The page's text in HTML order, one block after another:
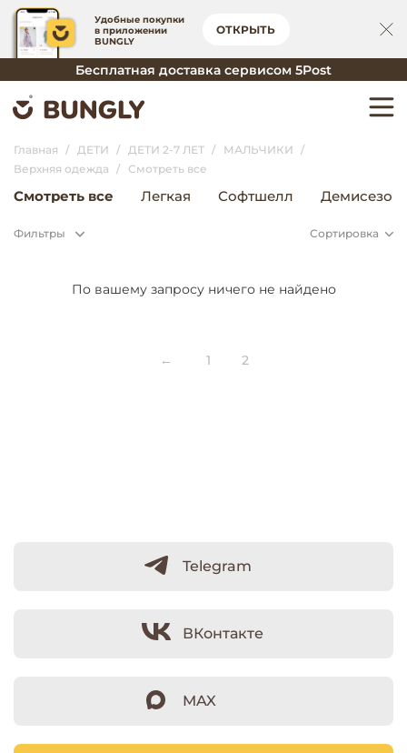
Удобные покупки
в приложении
BUNGLY
ОТКРЫТЬ
Бесплатная доставка сервисом 5Post
Главная ДЕТИ ДЕТИ 2-7 ЛЕТ
МАЛЬЧИКИ
Верхняя одежда
Смотреть все
Смотреть все Легкая Софтшелл
Сортировка
Фильтры
По вашему запросу ничего не найдено
← 1 2
Telegram
ВКонтакте
MAX